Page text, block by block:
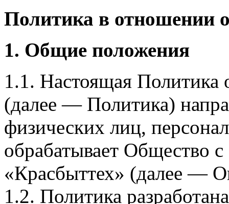
Политика в отношении
1. Общие положения
1.1. Настоящая Политика
(далее — Политика)
физических лиц,
обрабатывает Общество
«Красбыттех» (далее —
1.2. Политика